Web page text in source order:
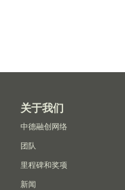
关于我们
中德融创网络
团队
里程碑和奖项
新闻